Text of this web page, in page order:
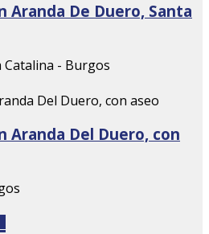
Aranda De Duero, Santa
Catalina - Burgos
Aranda Del Duero, con